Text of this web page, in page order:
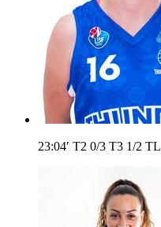
23:04′ T2 0/3 T3 1/2 TL